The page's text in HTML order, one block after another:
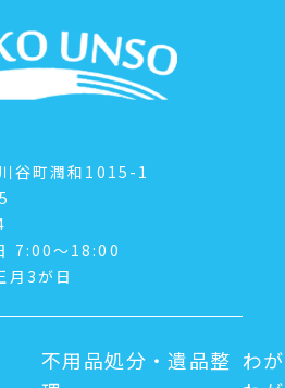
谷町潤和1015-1
7:00～18:00
月3が日
不用品処分・遺品整 わ